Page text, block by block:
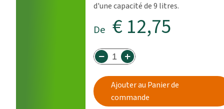
d'une capacité de 9 litres.
De € 12,75
Ajouter au Panier de
commande